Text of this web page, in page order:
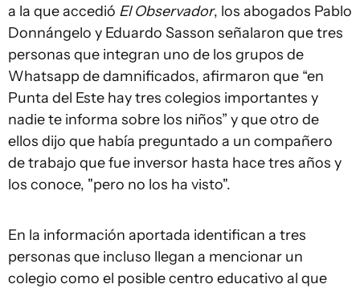
a la que accedió El Observador, los abogados Pablo
Donnángelo y Eduardo Sasson señalaron que tres
personas que integran uno de los grupos de
Whatsapp de damnificados, afirmaron que “en
Punta del Este hay tres colegios importantes y
nadie te informa sobre los niños” y que otro de
ellos dijo que había preguntado a un compañero
de trabajo que fue inversor hasta hace tres años y
los conoce, "pero no los ha visto".
En la información aportada identifican a tres
personas que incluso llegan a mencionar un
colegio como el posible centro educativo al que